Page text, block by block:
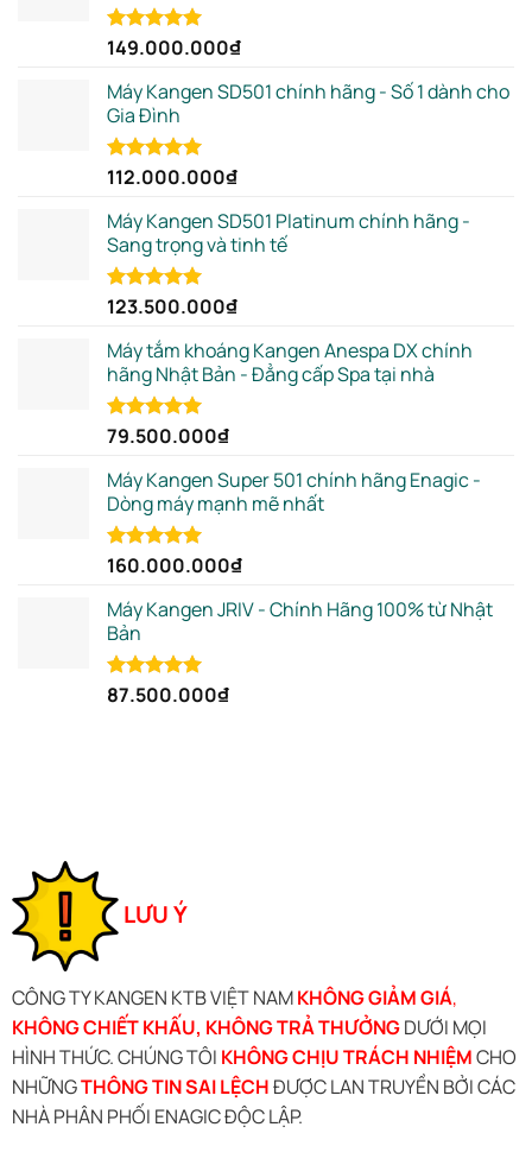
Rated5.00
149.000.000₫
Máy Kangen SD501 chính hãng - Số 1 dành cho
Gia Đình
Rated5.00
112.000.000₫
Máy Kangen SD501 Platinum chính hãng -
Sang trọng và tinh tế
Rated5.00
123.500.000₫
Máy tắm khoáng Kangen Anespa DX chính
hãng Nhật Bản - Đẳng cấp Spa tại nhà
Rated5.00
79.500.000₫
Máy Kangen Super 501 chính hãng Enagic -
Dòng máy mạnh mẽ nhất
Rated5.00
160.000.000₫
Máy Kangen JRIV - Chính Hãng 100% từ Nhật
Bản
Rated5.00
87.500.000₫
LƯU Ý
CÔNG TY KANGEN KTB VIỆT NAMKHÔNG GIẢM GIÁ,
KHÔNG CHIẾT KHẤU, KHÔNG TRẢ THƯỞNGDƯỚI MỌI
HÌNH THỨC. CHÚNG TÔI KHÔNG CHỊU TRÁCH NHIỆMCHO
NHỮNGTHÔNG TIN SAI LỆCHĐƯỢC LAN TRUYỀN BỞI CÁC
NHÀ PHÂN PHỐI ENAGIC ĐỘC LẬP.